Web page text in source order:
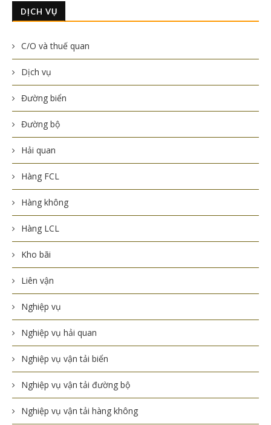
DỊCH VỤ
C/O và thuế quan
Dịch vụ
Đường biển
Đường bộ
Hải quan
Hàng FCL
Hàng không
Hàng LCL
Kho bãi
Liên vận
Nghiệp vụ
Nghiệp vụ hải quan
Nghiệp vụ vận tải biển
Nghiệp vụ vận tải đường bộ
Nghiệp vụ vận tải hàng không